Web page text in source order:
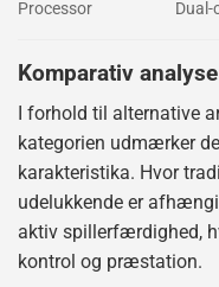
Processor Dual-
Komparativ
I forhold til alternative
kategorien udmærker
karakteristika. Hvor
udelukkende er
aktiv spillerfærdighed,
kontrol og præstation.